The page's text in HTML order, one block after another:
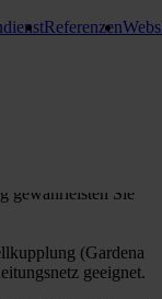
Referenzen
gewährleisten Sie
(Gardena
geeignet.